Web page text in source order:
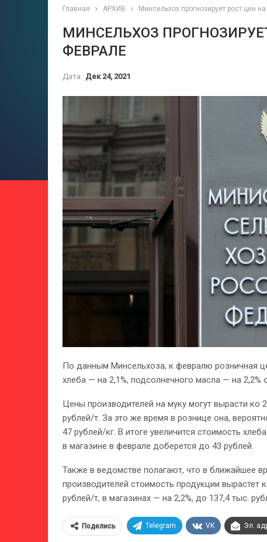
Главная АРХИВ Минсельхоз прогнозирует рост цен
МИНСЕЛЬХОЗ
ФЕВРАЛЕ
Дата: Дек 24, 2021
По данным Минсельхоза, к февралю розничная
хлеба — на 2,1%, подсолнечного масла — на 2,2%
Цены производителей на муку могут вырасти
рублей/т. За это же время в рознице она,
47 рублей/кг. В итоге увеличится стоимость
в магазине в феврале доберется до 43 рублей.
Также в ведомстве полагают, что в ближайшее
производителей стоимость продукции
рублей/т, в магазинах — на 2,2%, до 137,4 тыс.
Поделись Telegram VK Эл.